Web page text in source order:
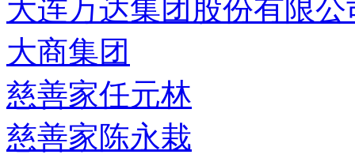
大连万达集团股份有限公
大商集团
慈善家任元林
慈善家陈永栽